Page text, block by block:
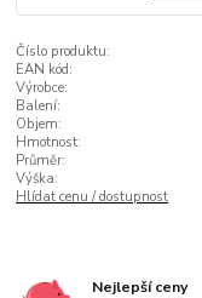
Číslo produktu:
EAN kód:
Výrobce:
Balení:
Objem:
Hmotnost:
Průměr:
Výška:
Hlídat cenu / dostupnost
Nejlepší ceny